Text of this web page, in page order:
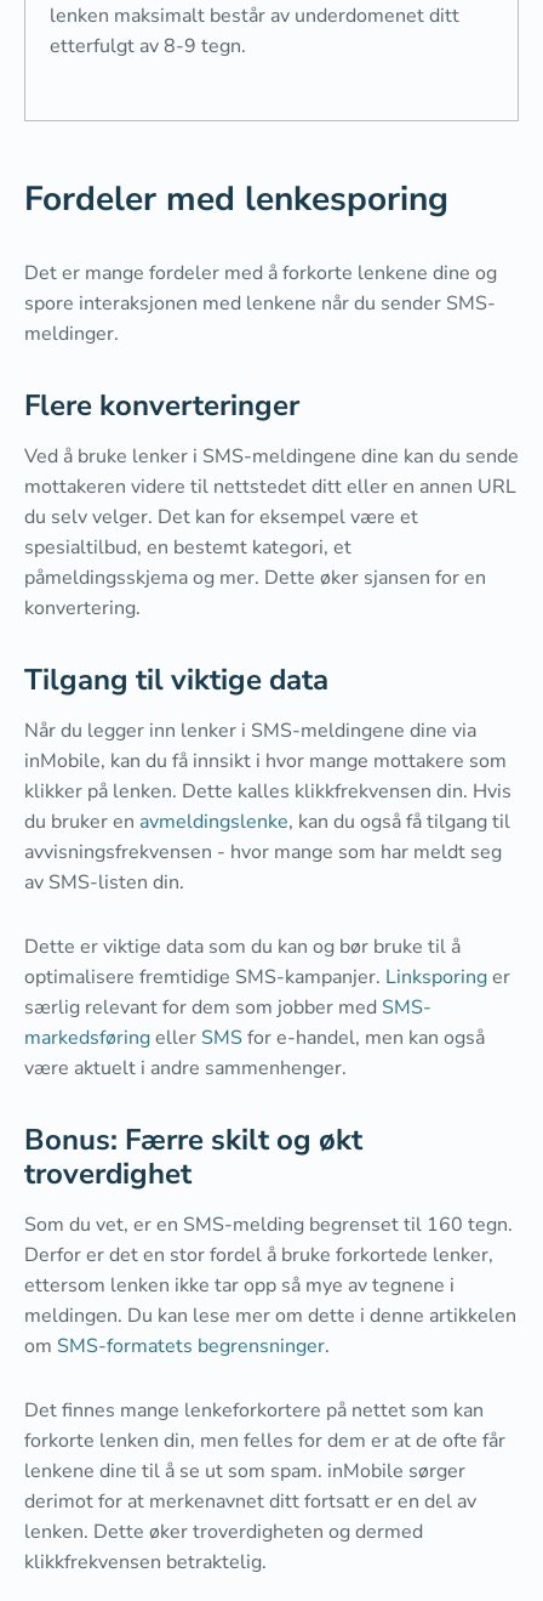
lenken maksimalt består av underdomenet ditt
etterfulgt av 8-9 tegn.
Fordeler med lenkesporing
Det er mange fordeler med å forkorte lenkene dine og
spore interaksjonen med lenkene når du sender SMS-
meldinger.
Flere konverteringer
Ved å bruke lenker i SMS-meldingene dine kan du sende
mottakeren videre til nettstedet ditt eller en annen URL
du selv velger. Det kan for eksempel være et
spesialtilbud, en bestemt kategori, et
påmeldingsskjema og mer. Dette øker sjansen for en
konvertering.
Tilgang til viktige data
Når du legger inn lenker i SMS-meldingene dine via
inMobile, kan du få innsikt i hvor mange mottakere som
klikker på lenken. Dette kalles klikkfrekvensen din. Hvis
du bruker en avmeldingslenke, kan du også få tilgang til
avvisningsfrekvensen - hvor mange som har meldt seg
av SMS-listen din.
Dette er viktige data som du kan og bør bruke til å
optimalisere fremtidige SMS-kampanjer. Linksporinger
særlig relevant for dem som jobber med SMS-
markedsføringeller SMSfor e-handel, men kan også
være aktuelt i andre sammenhenger.
Bonus: Færre skilt og økt
troverdighet
Som du vet, er en SMS-melding begrenset til 160 tegn.
Derfor er det en stor fordel å bruke forkortede lenker,
ettersom lenken ikke tar opp så mye av tegnene i
meldingen. Du kan lese mer om dette i denne artikkelen
om SMS-formatets begrensninger.
Det finnes mange lenkeforkortere på nettet som kan
forkorte lenken din, men felles for dem er at de ofte får
lenkene dine til å se ut som spam. inMobile sørger
derimot for at merkenavnet ditt fortsatt er en del av
lenken. Dette øker troverdigheten og dermed
klikkfrekvensen betraktelig.